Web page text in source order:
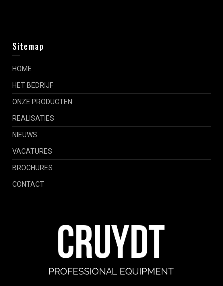
Sitemap
HOME
HET BEDRIJF
ONZE PRODUCTEN
REALISATIES
NIEUWS
VACATURES
BROCHURES
CONTACT